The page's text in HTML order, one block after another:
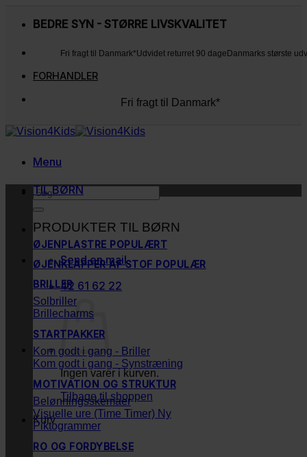
BEDRE SYN - STØRRE LIVSKVALITET
Fri fragt til Danmark*Udvidet returret 90 dage Danmarks største
FORHANDLER
Fri fragt til Danmark*
Menu
Søg
efter:
Send en mail
42 61 62 22
Ingen varer i kurven.
Tilbage til shoppen
Kurv
TIL BØRN
PRODUKTER TIL BØRN
ØJENPLASTRE
ØJENKLAPPER AF STOF
BRILLER
Solbriller
Brillecharms
STARTPAKKER
Kom godt i gang - Briller
Kom godt i gang - Synstræning
MOTIVATION OG STRUKTUR
Belønningsskemaer
Visuelle ure (Time Timer)
Piktogrammer
RO OG FORDYBELSE